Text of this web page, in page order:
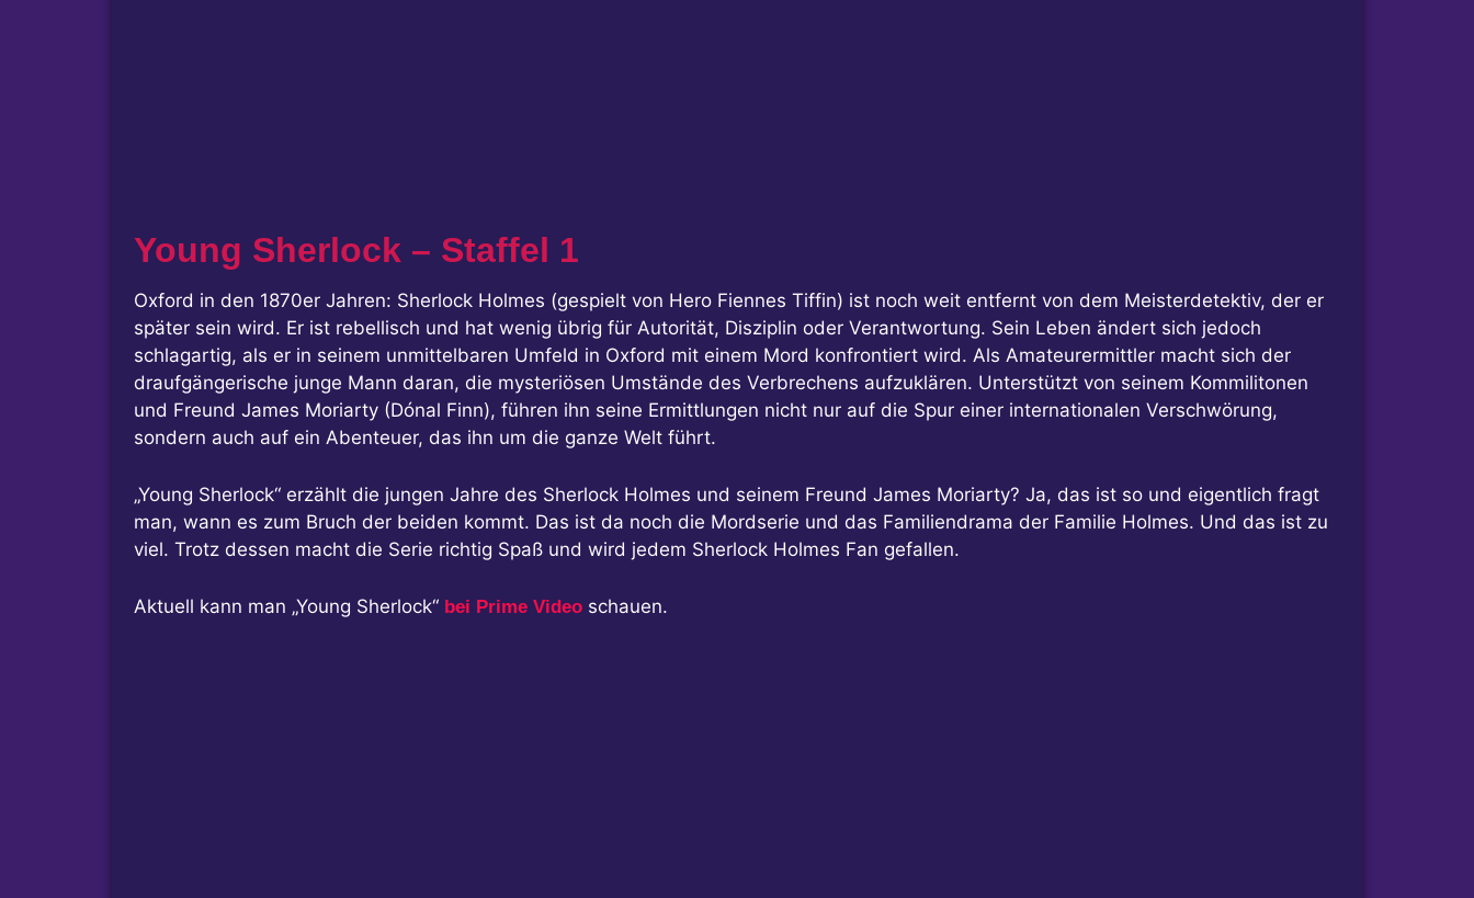
Young Sherlock – Staffel 1
Oxford in den 1870er Jahren: Sherlock Holmes (gespielt von Hero Fiennes Tiffin) ist noch weit entfernt von dem Meisterdetektiv, der er
später sein wird. Er ist rebellisch und hat wenig übrig für Autorität, Disziplin oder Verantwortung. Sein Leben ändert sich jedoch
schlagartig, als er in seinem unmittelbaren Umfeld in Oxford mit einem Mord konfrontiert wird. Als Amateurermittler macht sich der
draufgängerische junge Mann daran, die mysteriösen Umstände des Verbrechens aufzuklären. Unterstützt von seinem Kommilitonen
und Freund James Moriarty (Dónal Finn), führen ihn seine Ermittlungen nicht nur auf die Spur einer internationalen Verschwörung,
sondern auch auf ein Abenteuer, das ihn um die ganze Welt führt.
„Young Sherlock“ erzählt die jungen Jahre des Sherlock Holmes und seinem Freund James Moriarty? Ja, das ist so und eigentlich fragt
man, wann es zum Bruch der beiden kommt. Das ist da noch die Mordserie und das Familiendrama der Familie Holmes. Und das ist zu
viel. Trotz dessen macht die Serie richtig Spaß und wird jedem Sherlock Holmes Fan gefallen.
Aktuell kann man „Young Sherlock“ bei Prime Video schauen.